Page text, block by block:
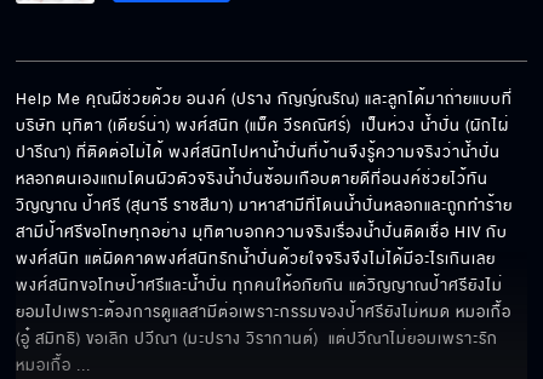
น่ารักได้พ่อมาค่ะ
ได้กลิ่นวิญญาณอาฆาต
Help Me คุณผีช่วยด้วย อนงค์ (ปราง กัญญ์ณรัณ) และลูกได้มาถ่ายแบบที่
บริษัท มุทิตา (เดียร์น่า) พงศ์สนิท (แม็ค วีรคณิศร์)  เป็นห่วง น้ำปั่น (ผักไผ่
ปารีณา) ที่ติดต่อไม่ได้ พงศ์สนิทไปหาน้ำปั่นที่บ้านจึงรู้ความจริงว่าน้ำปั่น
หลอกตนเองแถมโดนผัวตัวจริงน้ำปั่นซ้อมเกือบตายดีที่อนงค์ช่วยไว้ทัน
วิญญาณ ป้าศรี (สุนารี ราชสีมา) มาหาสามีที่โดนน้ำปั่นหลอกและถูกทำร้าย
สามีป้าศรีขอโทษทุกอย่าง มุทิตาบอกความจริงเรื่องน้ำปั่นติดเชื่อ HIV กับ
พงศ์สนิท แต่ผิดคาดพงศ์สนิทรักน้ำปั่นด้วยใจจริงจึงไม่ได้มีอะไรเกินเลย
พงศ์สนิทขอโทษป้าศรีและน้ำปั่น ทุกคนให้อภัยกัน แต่วิญญาณป้าศรียังไม่
ยอมไปเพราะต้องการดูแลสามีต่อเพราะกรรมของป้าศรียังไม่หมด หมอเกื้อ
(อู๋ สมิทธิ) ขอเลิก ปวีณา (มะปราง วิรากานต์)  แต่ปวีณาไม่ยอมเพราะรัก
หมอเกื้อ ...